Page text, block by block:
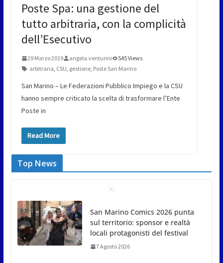
Poste Spa: una gestione del
tutto arbitraria, con la complicità
dell’Esecutivo
29 Marzo 2019 angela.venturini
545 Views
arbitraria, CSU, gestione, Poste San Marino
San Marino – Le Federazioni Pubblico Impiego e la CSU
hanno sempre criticato la scelta di trasformare l’Ente
Poste in
Read More
Top News
San Marino Comics 2026 punta
sul territorio: sponsor e realtà
locali protagonisti del festival
7 Agosto 2026